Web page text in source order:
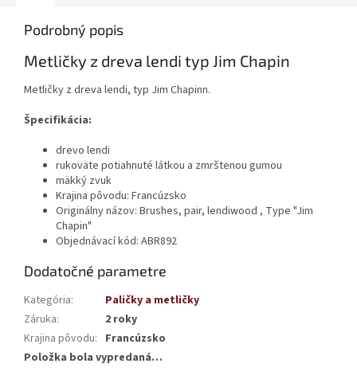
Podrobný popis
Metličky z dreva lendi typ Jim Chapin
Metličky z dreva lendi, typ Jim Chapinn.
Špecifikácia:
drevo lendi
rukoväte potiahnuté látkou a zmrštenou gumou
mäkký zvuk
Krajina pôvodu: Francúzsko
Originálny názov: Brushes, pair, lendiwood , Type "Jim
Chapin"
Objednávací kód: ABR892
Dodatočné parametre
Kategória:
Paličky a metličky
Záruka:
2 roky
Krajina pôvodu: Francúzsko
Položka bola vypredaná…